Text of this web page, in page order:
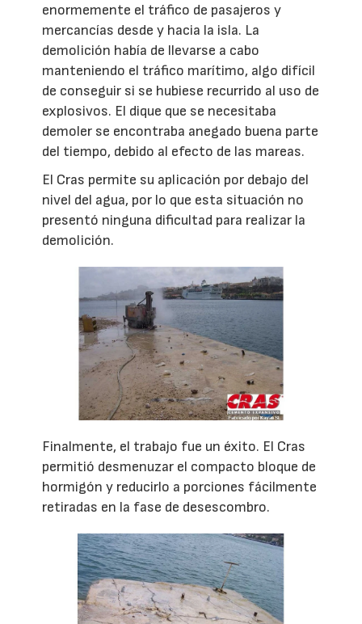
enormemente el tráfico de pasajeros y
mercancías desde y hacia la isla. La
demolición había de llevarse a cabo
manteniendo el tráfico marítimo, algo difícil
de conseguir si se hubiese recurrido al uso de
explosivos. El dique que se necesitaba
demoler se encontraba anegado buena parte
del tiempo, debido al efecto de las mareas.
El Cras permite su aplicación por debajo del
nivel del agua, por lo que esta situación no
presentó ninguna dificultad para realizar la
demolición.
Finalmente, el trabajo fue un éxito. El Cras
permitió desmenuzar el compacto bloque de
hormigón y reducirlo a porciones fácilmente
retiradas en la fase de desescombro.